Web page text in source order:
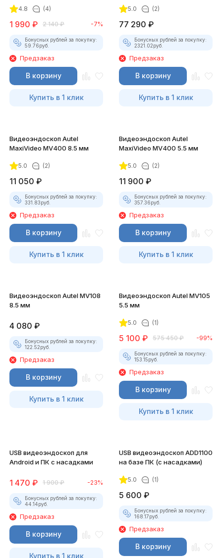
4.8 (4)
1 990 ₽ 2 140 ₽ -7%
Бонусных рублей за покупку:
59.76руб.
Предзаказ
В корзину
Купить в 1 клик
5.0 (2)
77 290 ₽
Бонусных рублей за покупку:
2321.02руб.
Предзаказ
В корзину
Купить в 1 клик
Видеоэндоскоп Autel
MaxiVideo MV400 8.5 мм
5.0 (2)
11 050 ₽
Бонусных рублей за покупку:
331.83руб.
Предзаказ
В корзину
Купить в 1 клик
Видеоэндоскоп Autel
MaxiVideo MV400 5.5 мм
5.0 (2)
11 900 ₽
Бонусных рублей за покупку:
357.36руб.
Предзаказ
В корзину
Купить в 1 клик
Видеоэндоскоп Autel MV108
8.5 мм
4 080 ₽
Бонусных рублей за покупку:
122.52руб.
Предзаказ
В корзину
Купить в 1 клик
Видеоэндоскоп Autel MV105
5.5 мм
5.0 (1)
5 100 ₽ 575 450 ₽ -99%
Бонусных рублей за покупку:
153.15руб.
Предзаказ
В корзину
Купить в 1 клик
USB видеоэндоскоп для
Android и ПК с насадками
1 470 ₽ 1 900 ₽ -23%
Бонусных рублей за покупку:
44.14руб.
Предзаказ
В корзину
Купить в 1 клик
USB видеоэндоскоп ADD1100
на базе ПК (с насадками)
5.0 (1)
5 600 ₽
Бонусных рублей за покупку:
168.17руб.
Предзаказ
В корзину